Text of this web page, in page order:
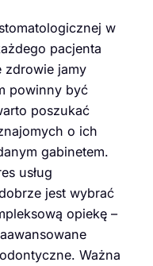
w
pacjenta
zdrowie jamy
powinny być
poszukać
o ich
gabinetem.
usług
jest wybrać
opiekę –
Ważna